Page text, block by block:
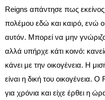
Reigns απάντησε πως
πολέμου εδώ και καιρό, ενώ
αυτόν. Μπορεί να μην
αλλά υπήρχε κάτι κοινό:
κάνει με την οικογένεια. Η
είναι η δική του οικογένεια.
για χρόνια και είχε έρθει η